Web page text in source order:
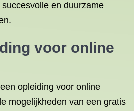
en duurzame
voor online
opleiding voor online
mogelijkheden van een gratis